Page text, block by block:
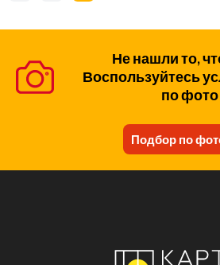
Не нашли то,
Воспользуйтесь
по
Подбор по